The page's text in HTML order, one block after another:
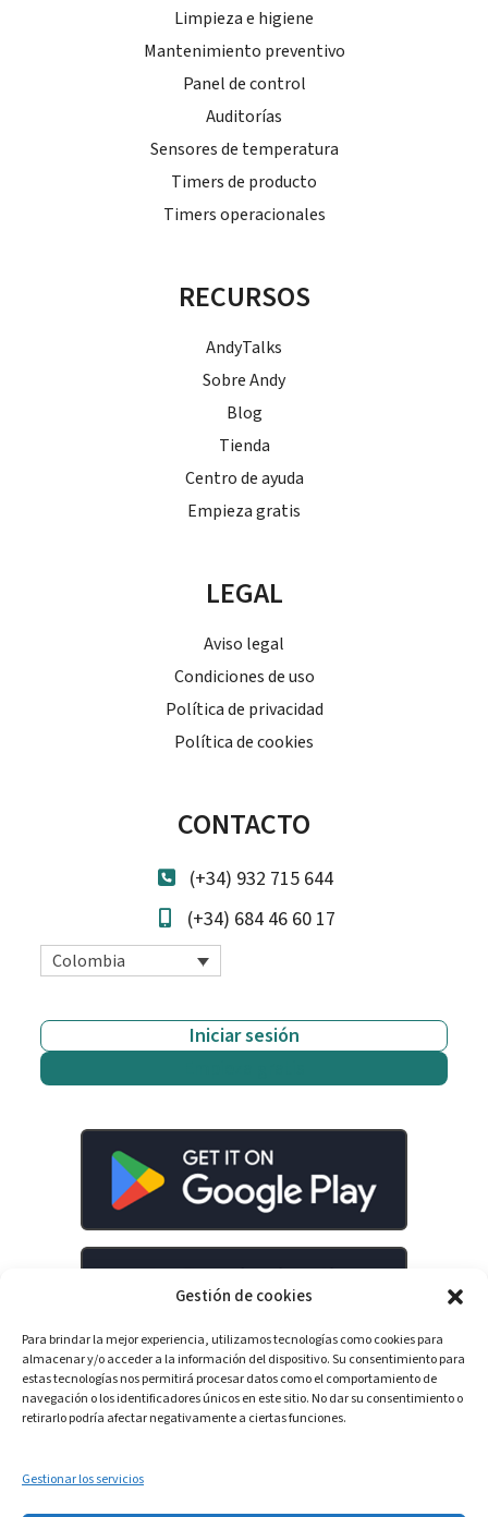
Gestión de cookies
Para brindar la mejor experiencia, utilizamos tecnologías como cookies para
almacenar y/o acceder a la información del dispositivo. Su consentimiento para
estas tecnologías nos permitirá procesar datos como el comportamiento de
navegación o los identificadores únicos en este sitio. No dar su consentimiento o
retirarlo podría afectar negativamente a ciertas funciones.
Gestionar los servicios
Limpieza e higiene
Mantenimiento preventivo
Panel de control
Auditorías
Sensores de temperatura
Timers de producto
Timers operacionales
RECURSOS
AndyTalks
Sobre Andy
Blog
Tienda
Centro de ayuda
Empieza gratis
LEGAL
Aviso legal
Condiciones de uso
Política de privacidad
Política de cookies
CONTACTO
(+34) 932 715 644
(+34) 684 46 60 17
Colombia
Iniciar sesión